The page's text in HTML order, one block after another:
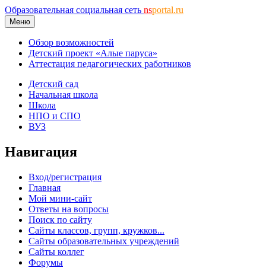
Образовательная социальная сеть nsportal.ru
Меню
Обзор возможностей
Детский проект «Алые паруса»
Аттестация педагогических работников
Детский сад
Начальная школа
Школа
НПО и СПО
ВУЗ
Навигация
Вход/регистрация
Главная
Мой мини-сайт
Ответы на вопросы
Поиск по сайту
Сайты классов, групп, кружков...
Сайты образовательных учреждений
Сайты коллег
Форумы